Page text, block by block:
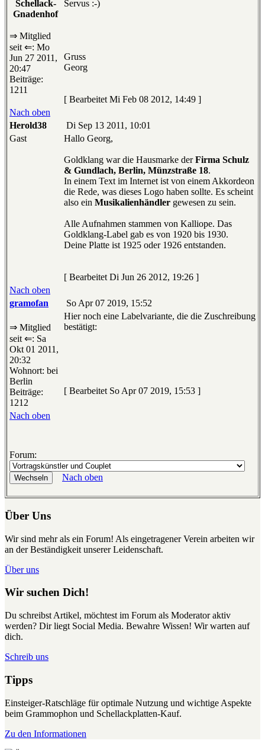
Schellack-
Gnadenhof
⇒ Mitglied
seit ⇐: Mo
Jun 27 2011,
20:47
Beiträge:
1211
Servus :-)
Gruss
Georg
[ Bearbeitet Mi Feb 08 2012, 14:49 ]
Nach oben
Herold38
Di Sep 13 2011, 10:01
Gast
Hallo Georg,
Goldklang war die Hausmarke derFirma Schulz
& Gundlach, Berlin, Münzstraße 18.
In einem Text im Internet ist von einem Akkordeon
die Rede, was dieses Logo haben sollte. Es scheint
also ein Musikalienhändler gewesen zu sein.
Alle Aufnahmen stammen von Kalliope. Das
Goldklang-Label gab es von 1920 bis 1930.
Deine Platte ist 1925 oder 1926 entstanden.
[ Bearbeitet Di Jun 26 2012, 19:26 ]
Nach oben
gramofan
So Apr 07 2019, 15:52
⇒ Mitglied
seit ⇐: Sa
Okt 01 2011,
20:32
Wohnort: bei
Berlin
Beiträge:
1212
Hier noch eine Labelvariante, die die Zuschreibung
bestätigt:
[ Bearbeitet So Apr 07 2019, 15:53 ]
Nach oben
Forum:
Nach oben
Über Uns
Wir sind mehr als ein Forum! Als eingetragener Verein arbeiten wir
an der Beständigkeit unserer Leidenschaft.
Über uns
Wir suchen Dich!
Du schreibst Artikel, möchtest im Forum als Moderator aktiv
werden? Dir liegt Social Media. Bewahre Wissen! Wir warten auf
dich.
Schreib uns
Tipps
Einsteiger-Ratschläge für optimale Nutzung und wichtige Aspekte
beim Grammophon und Schellackplatten-Kauf.
Zu den Informationen